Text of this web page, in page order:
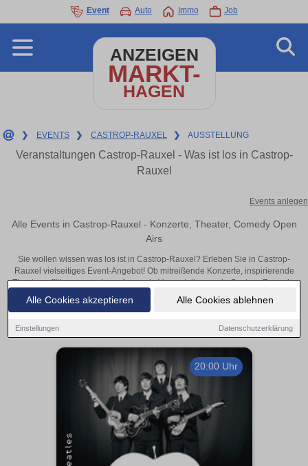
Alle Cookies akzeptieren Alle Cookies ablehnen
Einstellungen Datenschutzerklärung
Event Auto Immo Job
ANZEIGEN
MARKT-
HAGEN
❯ EVENTS ❯ CASTROP-RAUXEL ❯ AUSSTELLUNG
Veranstaltungen Castrop-Rauxel - Was ist los in Castrop-
Rauxel
Events anlegen
Alle Events in Castrop-Rauxel - Konzerte, Theater, Comedy Open
Airs
Sie wollen wissen was los ist in Castrop-Rauxel? Erleben Sie in Castrop-
Rauxel vielseitiges Event-Angebot! Ob mitreißende Konzerte, inspirierende
Theateraufführungen oder aufregende Veranstaltungen in Castrop-Rauxel –
hier finden alles im Überblick und Tickets.
20:00 Uhr